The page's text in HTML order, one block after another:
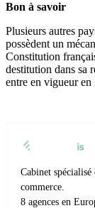
Bon à savoir
Plusieurs autres
possèdent un
Constitution
destitution dans sa
entre en vigueur en
Cabinet
commerce.
8 agences en